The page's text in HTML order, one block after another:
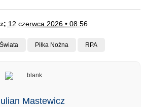
; 12 czerwca 2026 • 08:56
Piłka Nożna RPA
Mastewicz